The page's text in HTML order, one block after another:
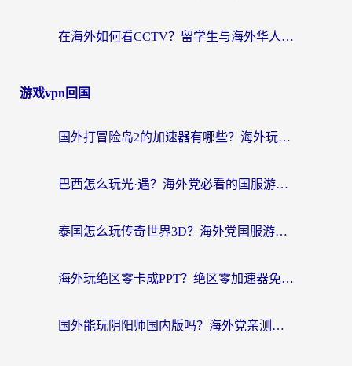
在海外如何看CCTV？留学生与海外华人的实用回国加速指南
游戏vpn回国
国外打冒险岛2的加速器有哪些？海外玩家国服畅玩全攻略（附实测推荐）
巴西怎么玩光·遇？海外党必看的国服游戏加速器选择指南（附3款热门游戏实测）
泰国怎么玩传奇世界3D？海外党国服游戏加速终极指南（附非洲欧洲热门游戏解决方案）
海外玩绝区零卡成PPT？绝区零加速器免费的推荐+实用技巧，附墨西哥玩谁是卧底美国玩和平精英攻略
国外能玩阴阳师国内版吗？海外党亲测有效的国服游戏加速指南